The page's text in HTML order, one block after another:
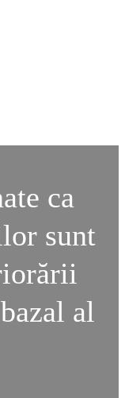
ca
sunt
al